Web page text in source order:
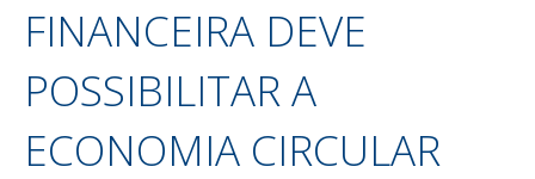
FINANCEIRA DEVE
POSSIBILITAR A
ECONOMIA CIRCULAR